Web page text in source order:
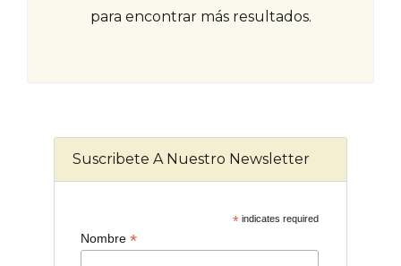
para encontrar más resultados.
Suscribete A Nuestro Newsletter
*indicates required
Nombre *